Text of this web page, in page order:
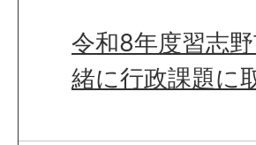
令和8年度習志
緒に行政課題に